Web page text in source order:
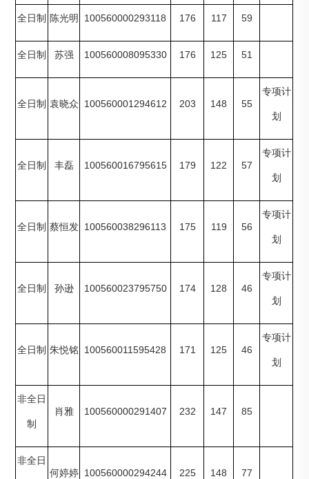
全日制 陈光明 100560000293118 176 117 59
全日制 苏强 100560008095330 176 125 51
全日制 袁晓众 100560001294612 203 148 55
专项计
划
全日制 丰磊 100560016795615 179 122 57
专项计
划
全日制 蔡恒发 100560038296113 175 119 56
专项计
划
全日制 孙逊 100560023795750 174 128 46
专项计
划
全日制 朱悦铭 100560011595428 171 125 46
专项计
划
非全日
制
肖雅 100560000291407 232 147 85
非全日
何婷婷 100560000294244 225 148 77